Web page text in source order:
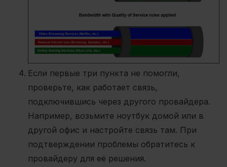
Если первые три пункта не помогли,
проверьте, как работает связь,
подключившись через другого провайдера.
Например, возьмите ноутбук домой или в
другой офис и настройте связь там. При
подтверждении проблемы обратитесь к
провайдеру для её решения.